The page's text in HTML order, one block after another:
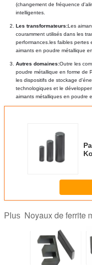
(changement de fréquence
intelligentes.
Les transformateurs:Les
couramment utilisés dans les
performances.les faibles pertes
aimants en poudre métallique
Autres domaines:Outre les
poudre métallique en forme de
les dispositifs de stockage
technologiques et le
aimants métalliques en poudre
Plus Noyaux de ferrite